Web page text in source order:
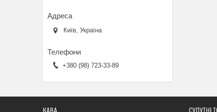
Київ, Україна
+380 (98) 723-33-89